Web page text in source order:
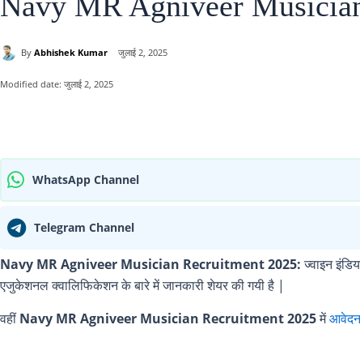
By Abhishek Kumar जुलाई 2, 2025
Modified date: जुलाई 2, 2025
WhatsApp Channel
Telegram Channel
Navy MR Agniveer Musician Recruitment 2025:ज्वाइन
एजुकेशनल क्वालिफिकेशन के बारे में जानकारी शेयर की गयी है |
वहींNavy MR Agniveer Musician Recruitment 2025मेंआवेदन